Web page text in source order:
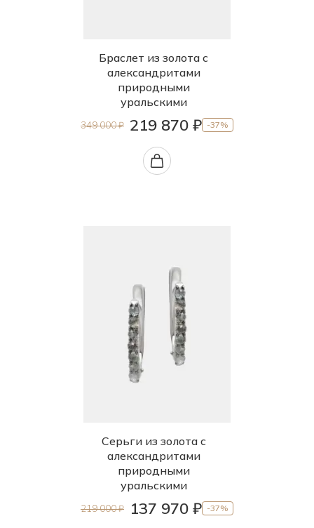
Браслет из золота с
александритами
природными
уральскими
349 000 ₽ 219 870 ₽ -37%
Серьги из золота с
александритами
природными
уральскими
219 000 ₽ 137 970 ₽ -37%